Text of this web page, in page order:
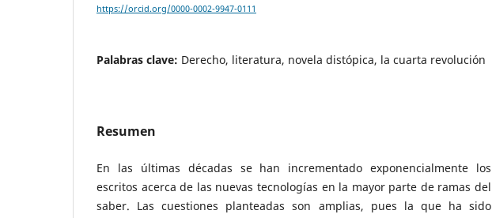
https://orcid.org/0000-0002-9947-0111
Palabras clave: Derecho, literatura, novela distópica, la cuarta revolución
Resumen
En las últimas décadas se han incrementado exponencialmente los
escritos acerca de las nuevas tecnologías en la mayor parte de ramas del
saber. Las cuestiones planteadas son amplias, pues la que ha sido